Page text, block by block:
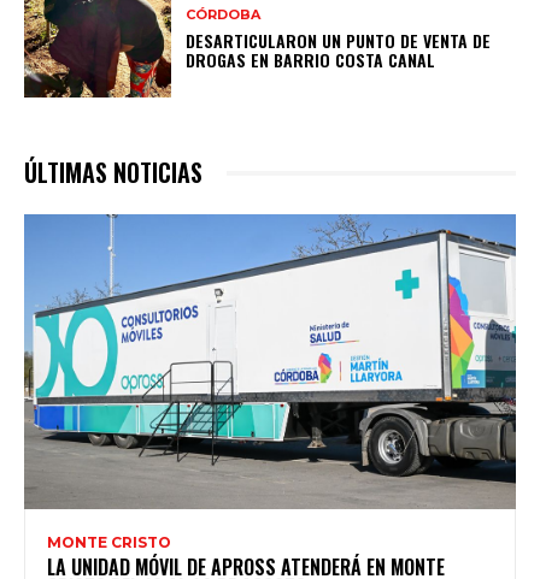
CÓRDOBA
DESARTICULARON UN PUNTO DE VENTA DE
DROGAS EN BARRIO COSTA CANAL
ÚLTIMAS NOTICIAS
MONTE CRISTO
LA UNIDAD MÓVIL DE APROSS ATENDERÁ EN MONTE